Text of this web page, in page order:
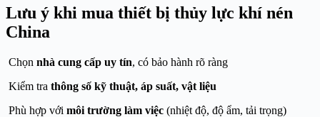
Lưu ý khi mua thiết bị thủy lực khí nén
China
Chọn nhà cung cấp uy tín, có bảo hành rõ ràng
Kiểm tra thông số kỹ thuật, áp suất, vật liệu
Phù hợp với môi trường làm việc (nhiệt độ, độ ẩm, tải trọng)